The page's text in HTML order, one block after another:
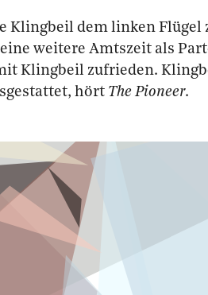
Klingbeil dem linken Flügel
weitere Amtszeit als
Klingbeil zufrieden.
hört The Pioneer.